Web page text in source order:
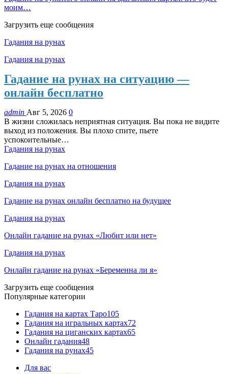
моим…
Загрузить еще сообщения
Гадания на рунах
Гадания на рунах
Гадание на рунах на ситуацию —
онлайн бесплатно
admin Авг 5, 2026 0
В жизни сложилась неприятная ситуация. Вы пока не видите
выход из положения. Вы плохо спите, пьете
успокоительные…
Гадания на рунах
Гадание на рунах на отношения
Гадания на рунах
Гадание на рунах онлайн бесплатно на будущее
Гадания на рунах
Онлайн гадание на рунах «Любит или нет»
Гадания на рунах
Онлайн гадание на рунах «Беременна ли я»
Загрузить еще сообщения
Популярные категории
Гадания на картах Таро105
Гадания на игральных картах72
Гадания на циганских картах65
Онлайн гадания48
Гадания на рунах45
Для вас